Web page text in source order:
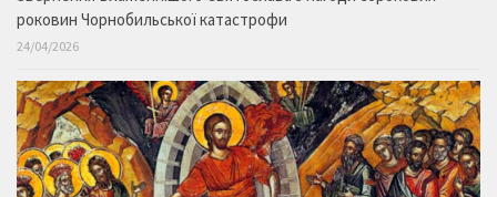
роковин Чорнобильської катастрофи
24/04/2026